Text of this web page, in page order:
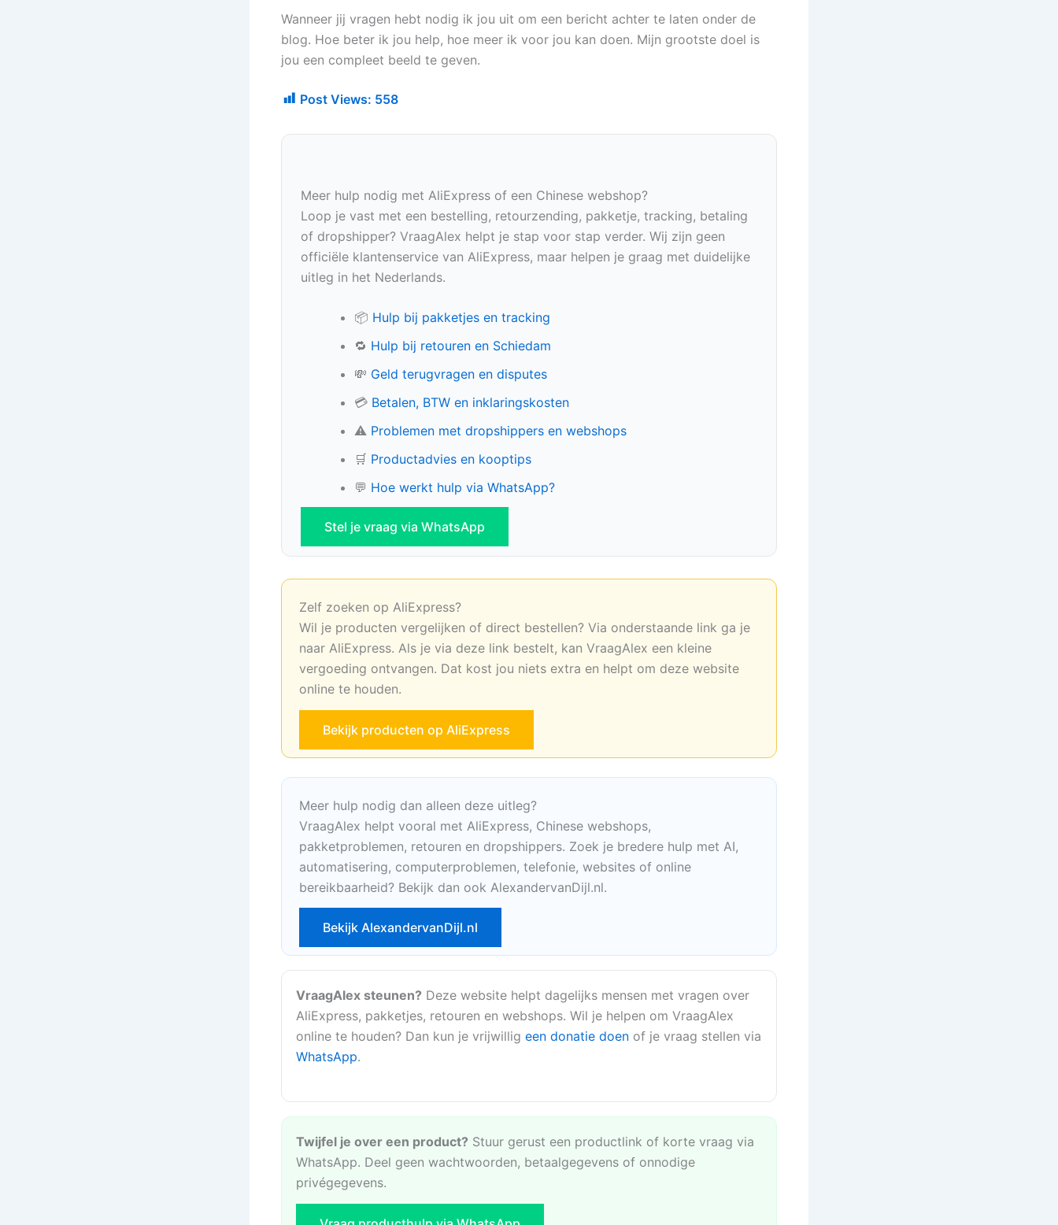
Wanneer jij vragen hebt nodig ik jou uit om een bericht achter te laten onder de
blog. Hoe beter ik jou help, hoe meer ik voor jou kan doen. Mijn grootste doel is
jou een compleet beeld te geven.
Post Views: 558
Meer hulp nodig met AliExpress of een Chinese webshop?
Loop je vast met een bestelling, retourzending, pakketje, tracking, betaling
of dropshipper? VraagAlex helpt je stap voor stap verder. Wij zijn geen
officiële klantenservice van AliExpress, maar helpen je graag met duidelijke
uitleg in het Nederlands.
📦 Hulp bij pakketjes en tracking
🔁 Hulp bij retouren en Schiedam
💸 Geld terugvragen en disputes
💳 Betalen, BTW en inklaringskosten
⚠️ Problemen met dropshippers en webshops
🛒 Productadvies en kooptips
💬 Hoe werkt hulp via WhatsApp?
Stel je vraag via WhatsApp
Zelf zoeken op AliExpress?
Wil je producten vergelijken of direct bestellen? Via onderstaande link ga je
naar AliExpress. Als je via deze link bestelt, kan VraagAlex een kleine
vergoeding ontvangen. Dat kost jou niets extra en helpt om deze website
online te houden.
Bekijk producten op AliExpress
Meer hulp nodig dan alleen deze uitleg?
VraagAlex helpt vooral met AliExpress, Chinese webshops,
pakketproblemen, retouren en dropshippers. Zoek je bredere hulp met AI,
automatisering, computerproblemen, telefonie, websites of online
bereikbaarheid? Bekijk dan ook AlexandervanDijl.nl.
Bekijk AlexandervanDijl.nl
VraagAlex steunen? Deze website helpt dagelijks mensen met vragen over
AliExpress, pakketjes, retouren en webshops. Wil je helpen om VraagAlex
online te houden? Dan kun je vrijwillig een donatie doen of je vraag stellen via
WhatsApp.
Twijfel je over een product? Stuur gerust een productlink of korte vraag via
WhatsApp. Deel geen wachtwoorden, betaalgegevens of onnodige
privégegevens.